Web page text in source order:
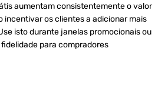
aumentam consistentemente o valor
incentivar os clientes a adicionar mais
isto durante janelas promocionais ou
para compradores